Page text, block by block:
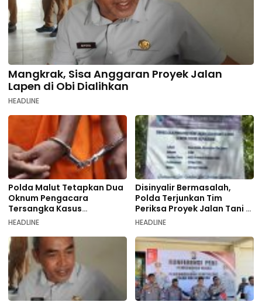
Mangkrak, Sisa Anggaran Proyek Jalan
Lapen di Obi Dialihkan
HEADLINE
Polda Malut Tetapkan Dua
Oknum Pengacara
Tersangka Kasus
Pemalsuan Dokumen
HEADLINE
Disinyalir Bermasalah,
Polda Terjunkan Tim
Periksa Proyek Jalan Tani di
Galala
HEADLINE